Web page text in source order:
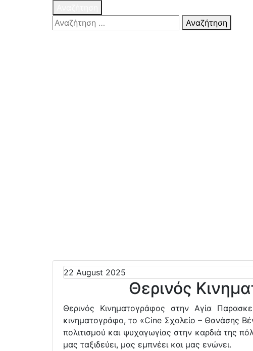
Αναζήτηση
22 August 2025
Θερινός
Θερινός Κινηματογράφος στην Αγία
κινηματογράφο, το «Cine Σχολείο – Θανάσης
πολιτισμού και ψυχαγωγίας στην καρδιά της
μας ταξιδεύει, μας εμπνέει και μας ενώνει.